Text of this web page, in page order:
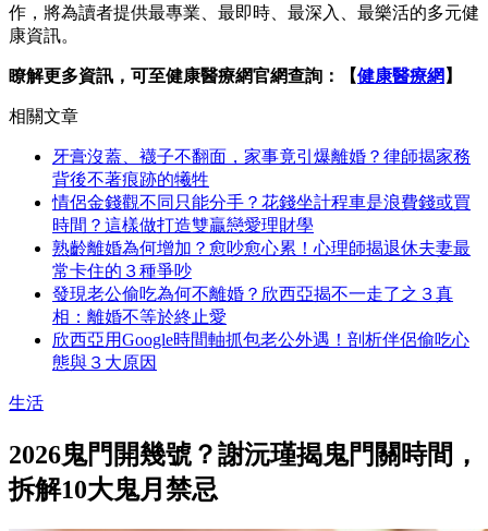
作，將為讀者提供最專業、最即時、最深入、最樂活的多元健
康資訊。
瞭解更多資訊，可至健康醫療網官網查詢：【健康醫療網 】
相關文章
牙膏沒蓋、襪子不翻面，家事竟引爆離婚？律師揭家務
背後不著痕跡的犧牲
情侶金錢觀不同只能分手？花錢坐計程車是浪費錢或買
時間？這樣做打造雙贏戀愛理財學
熟齡離婚為何增加？愈吵愈心累！心理師揭退休夫妻最
常卡住的３種爭吵
發現老公偷吃為何不離婚？欣西亞揭不一走了之３真
相：離婚不等於終止愛
欣西亞用Google時間軸抓包老公外遇！剖析伴侶偷吃心
態與３大原因
生活
2026鬼門開幾號？謝沅瑾揭鬼門關時間，
拆解10大鬼月禁忌